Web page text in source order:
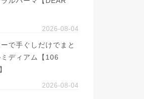
2026-08-04
で手ぐしだけでまと
ディアム【106
2026-08-04